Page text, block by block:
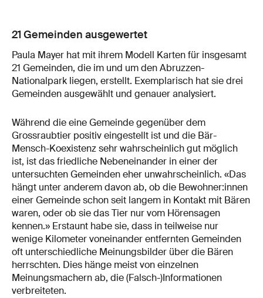
21 Gemeinden ausgewertet
Paula Mayer hat mit ihrem Modell Karten für insgesamt
21 Gemeinden, die im und um den Abruzzen-
Nationalpark liegen, erstellt. Exemplarisch hat sie drei
Gemeinden ausgewählt und genauer analysiert.
Während die eine Gemeinde gegenüber dem
Grossraubtier positiv eingestellt ist und die Bär-
Mensch-Koexistenz sehr wahrscheinlich gut möglich
ist, ist das friedliche Nebeneinander in einer der
untersuchten Gemeinden eher unwahrscheinlich. «Das
hängt unter anderem davon ab, ob die Bewohner:innen
einer Gemeinde schon seit langem in Kontakt mit Bären
waren, oder ob sie das Tier nur vom Hörensagen
kennen.» Erstaunt habe sie, dass in teilweise nur
wenige Kilometer voneinander entfernten Gemeinden
oft unterschiedliche Meinungsbilder über die Bären
herrschten. Dies hänge meist von einzelnen
Meinungsmachern ab, die (Falsch-)Informationen
verbreiteten.